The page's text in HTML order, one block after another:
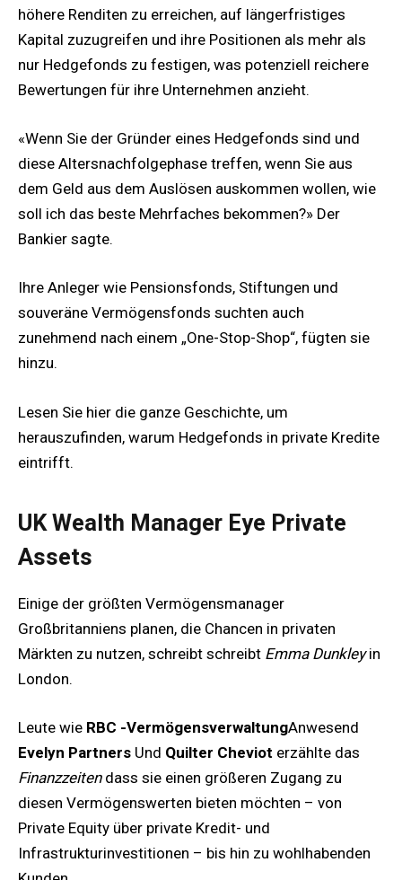
höhere Renditen zu erreichen, auf längerfristiges
Kapital zuzugreifen und ihre Positionen als mehr als
nur Hedgefonds zu festigen, was potenziell reichere
Bewertungen für ihre Unternehmen anzieht.
«Wenn Sie der Gründer eines Hedgefonds sind und
diese Altersnachfolgephase treffen, wenn Sie aus
dem Geld aus dem Auslösen auskommen wollen, wie
soll ich das beste Mehrfaches bekommen?» Der
Bankier sagte.
Ihre Anleger wie Pensionsfonds, Stiftungen und
souveräne Vermögensfonds suchten auch
zunehmend nach einem „One-Stop-Shop“, fügten sie
hinzu.
Lesen Sie hier die ganze Geschichte, um
herauszufinden, warum Hedgefonds in private Kredite
eintrifft.
UK Wealth Manager Eye Private
Assets
Einige der größten Vermögensmanager
Großbritanniens planen, die Chancen in privaten
Märkten zu nutzen, schreibt schreibt Emma Dunkleyin
London.
Leute wie RBC -VermögensverwaltungAnwesend
Evelyn Partners Und Quilter Cheviot erzählte das
Finanzzeitendass sie einen größeren Zugang zu
diesen Vermögenswerten bieten möchten – von
Private Equity über private Kredit- und
Infrastrukturinvestitionen – bis hin zu wohlhabenden